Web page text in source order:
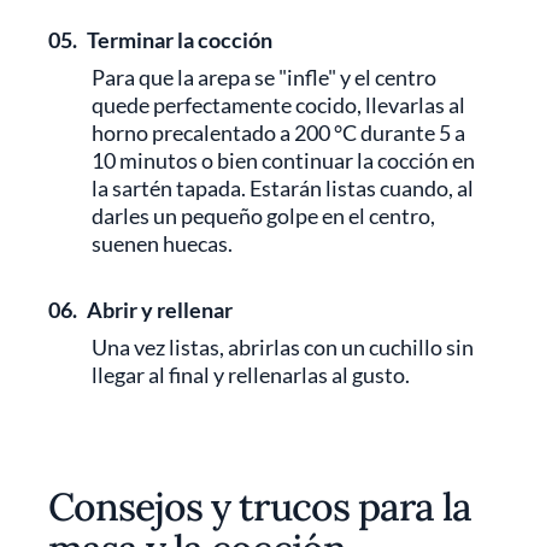
05. Terminar la cocción
Para que la arepa se "infle" y el centro
quede perfectamente cocido, llevarlas al
horno precalentado a 200 °C durante 5 a
10 minutos o bien continuar la cocción en
la sartén tapada. Estarán listas cuando, al
darles un pequeño golpe en el centro,
suenen huecas.
06. Abrir y rellenar
Una vez listas, abrirlas con un cuchillo sin
llegar al final y rellenarlas al gusto.
Consejos y trucos para la